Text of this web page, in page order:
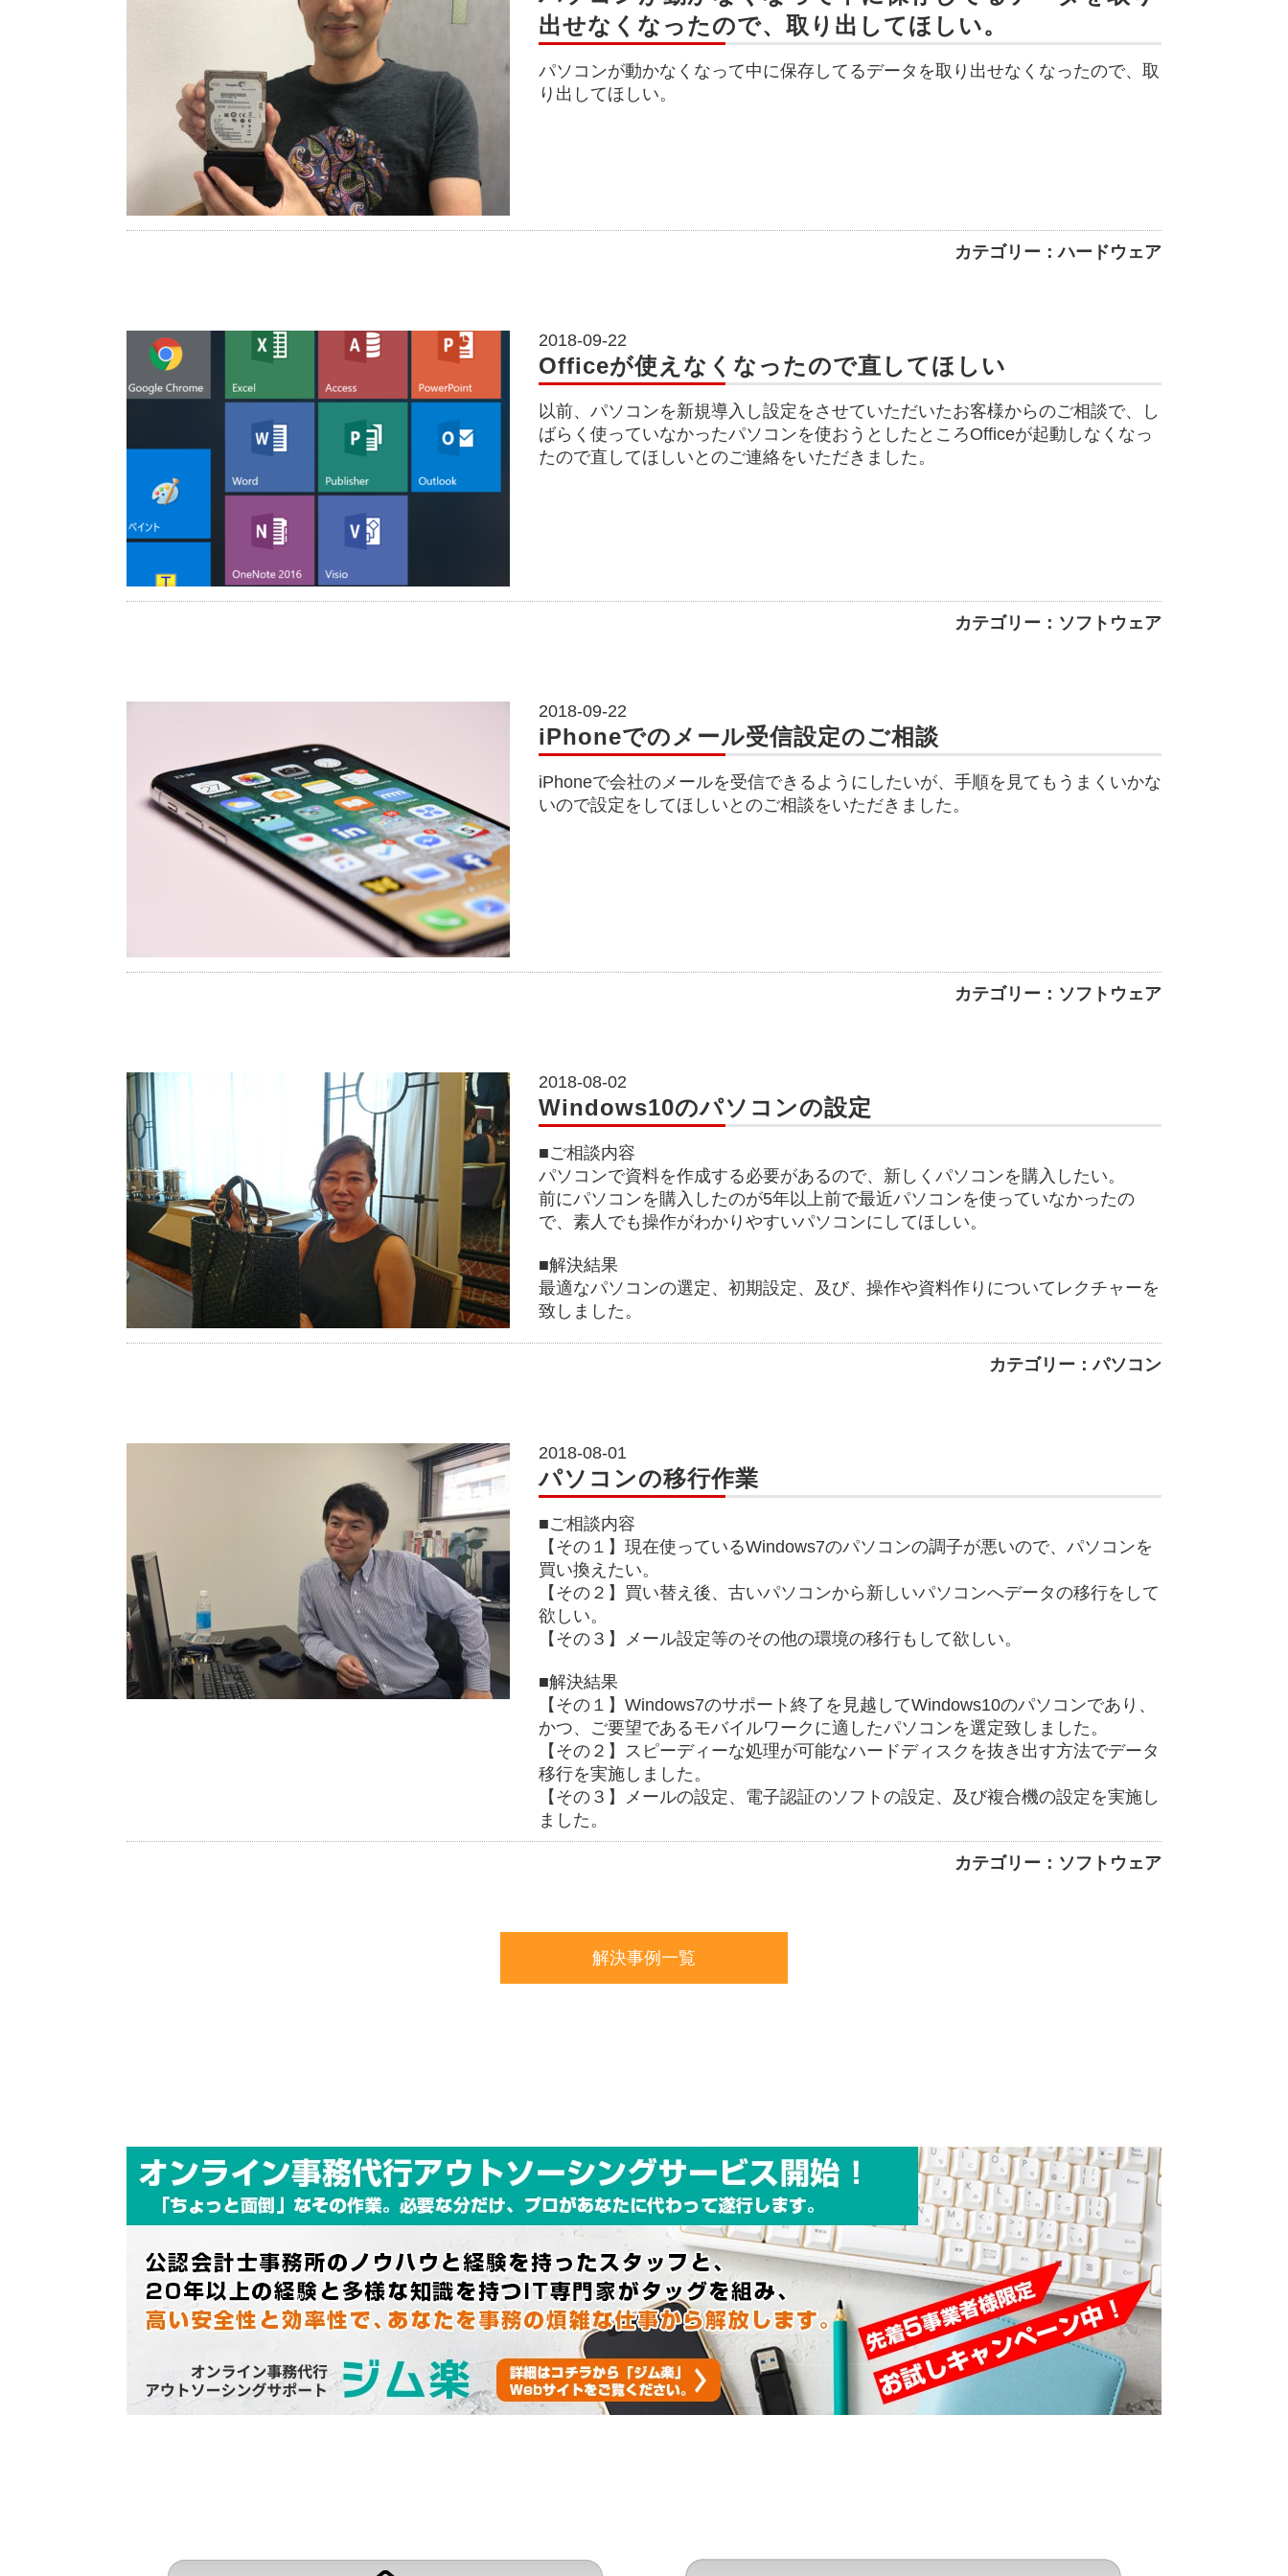
出せなくなったので、取り出してほしい。
パソコンが動かなくなって中に保存してるデータを取り出せなくなったので、取
り出してほしい。
カテゴリー：ハードウェア
2018-09-22
Officeが使えなくなったので直してほしい
以前、パソコンを新規導入し設定をさせていただいたお客様からのご相談で、し
ばらく使っていなかったパソコンを使おうとしたところOfficeが起動しなくなっ
たので直してほしいとのご連絡をいただきました。
カテゴリー：ソフトウェア
2018-09-22
iPhoneでのメール受信設定のご相談
iPhoneで会社のメールを受信できるようにしたいが、手順を見てもうまくいかな
いので設定をしてほしいとのご相談をいただきました。
カテゴリー：ソフトウェア
2018-08-02
Windows10のパソコンの設定
■ご相談内容
パソコンで資料を作成する必要があるので、新しくパソコンを購入したい。
前にパソコンを購入したのが5年以上前で最近パソコンを使っていなかったの
で、素人でも操作がわかりやすいパソコンにしてほしい。
■解決結果
最適なパソコンの選定、初期設定、及び、操作や資料作りについてレクチャーを
致しました。
カテゴリー：パソコン
2018-08-01
パソコンの移行作業
■ご相談内容
【その１】現在使っているWindows7のパソコンの調子が悪いので、パソコンを
買い換えたい。
【その２】買い替え後、古いパソコンから新しいパソコンへデータの移行をして
欲しい。
【その３】メール設定等のその他の環境の移行もして欲しい。
■解決結果
【その１】Windows7のサポート終了を見越してWindows10のパソコンであり、
かつ、ご要望であるモバイルワークに適したパソコンを選定致しました。
【その２】スピーディーな処理が可能なハードディスクを抜き出す方法でデータ
移行を実施しました。
【その３】メールの設定、電子認証のソフトの設定、及び複合機の設定を実施し
ました。
カテゴリー：ソフトウェア
解決事例一覧